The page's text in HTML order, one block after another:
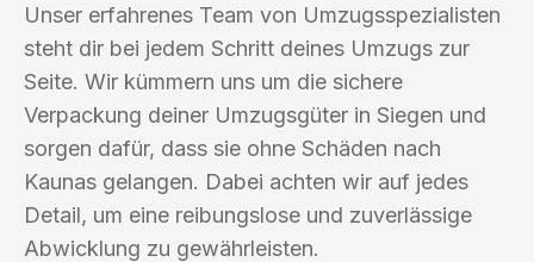
Unser erfahrenes Team von Umzugsspezialisten
steht dir bei jedem Schritt deines Umzugs zur
Seite. Wir kümmern uns um die sichere
Verpackung deiner Umzugsgüter in Siegen und
sorgen dafür, dass sie ohne Schäden nach
Kaunas gelangen. Dabei achten wir auf jedes
Detail, um eine reibungslose und zuverlässige
Abwicklung zu gewährleisten.